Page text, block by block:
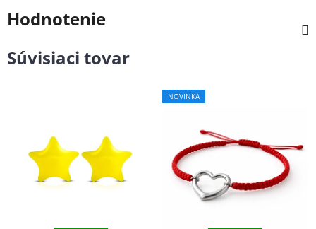
Hodnotenie
Súvisiaci tovar
NOVINKA